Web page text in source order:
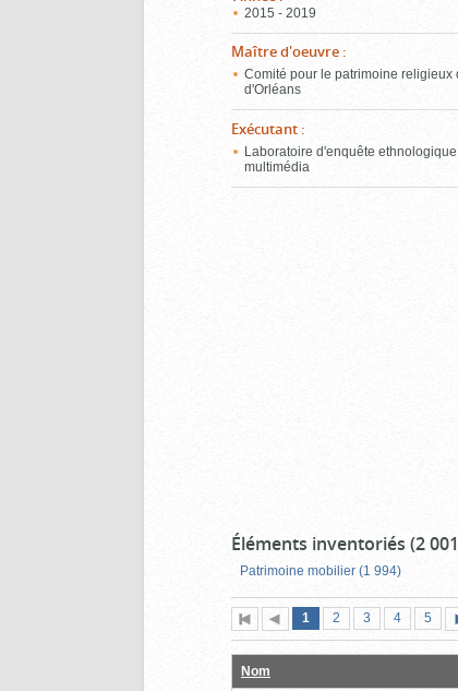
2015 - 2019
Maître d'oeuvre :
Comité pour le patrimoine religieux
d'Orléans
Exécutant :
Laboratoire d'enquête
multimédia
Éléments inventoriés (2
Patrimoine mobilier (1 994)
Première
page
Page
précédente
Page
1 (page
actuelle)
Page
2 Page
3 Page
4 Page
5
Nom